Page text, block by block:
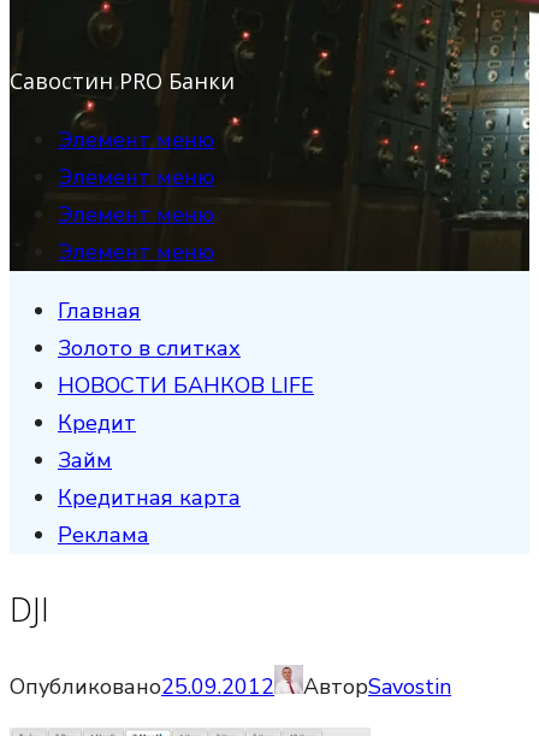
Савостин PRO Банки
Элемент меню
Элемент меню
Элемент меню
Элемент меню
Главная
Золото в слитках
НОВОСТИ БАНКОВ LIFE
Кредит
Займ
Кредитная карта
Реклама
DJI
Опубликовано25.09.2012 АвторSavostin